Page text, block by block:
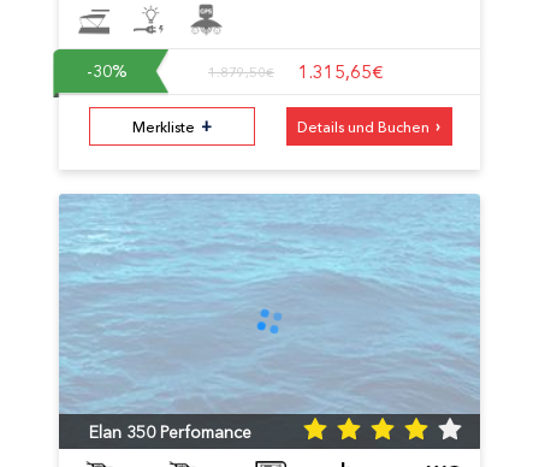
-30% 1.879,50€ 1.315,65€
Merkliste + Details und Buchen ›
Elan 350 Perfomance